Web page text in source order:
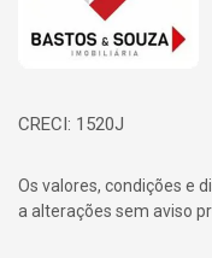
CRECI: 1520J
Os valores, condições e
a alterações sem aviso